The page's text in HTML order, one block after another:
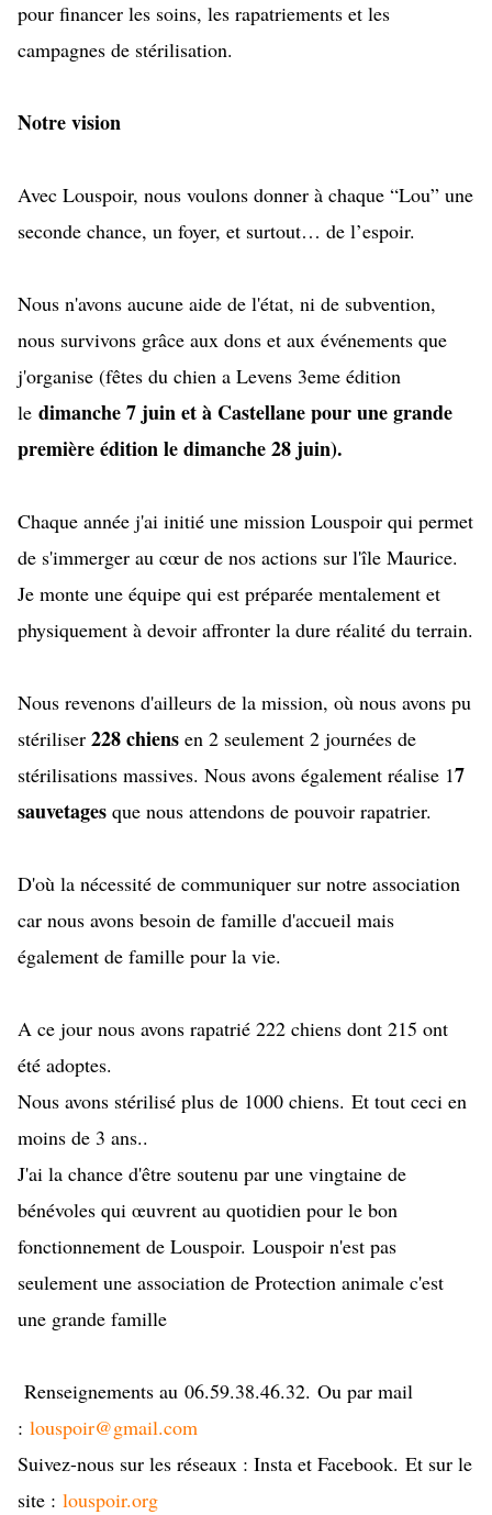
pour financer les soins, les rapatriements et les
campagnes de stérilisation.
Notre vision
Avec Louspoir, nous voulons donner à chaque “Lou” une
seconde chance, un foyer, et surtout… de l’espoir.
Nous n'avons aucune aide de l'état, ni de subvention,
nous survivons grâce aux dons et aux événements que
j'organise (fêtes du chien a Levens 3eme édition
le dimanche 7 juin et à Castellane pour une grande
première édition le dimanche 28 juin).
Chaque année j'ai initié une mission Louspoir qui permet
de s'immerger au cœur de nos actions sur l'île Maurice.
Je monte une équipe qui est préparée mentalement et
physiquement à devoir affronter la dure réalité du terrain.
Nous revenons d'ailleurs de la mission, où nous avons pu
stériliser 228 chiens en 2 seulement 2 journées de
stérilisations massives. Nous avons également réalise 17
sauvetages que nous attendons de pouvoir rapatrier.
D'où la nécessité de communiquer sur notre association
car nous avons besoin de famille d'accueil mais
également de famille pour la vie.
A ce jour nous avons rapatrié 222 chiens dont 215 ont
été adoptes.
Nous avons stérilisé plus de 1000 chiens. Et tout ceci en
moins de 3 ans..
J'ai la chance d'être soutenu par une vingtaine de
bénévoles qui œuvrent au quotidien pour le bon
fonctionnement de Louspoir. Louspoir n'est pas
seulement une association de Protection animale c'est
une grande famille
Renseignements au 06.59.38.46.32. Ou par mail
: louspoir@gmail.com
Suivez-nous sur les réseaux : Insta et Facebook. Et sur le
site : louspoir.org